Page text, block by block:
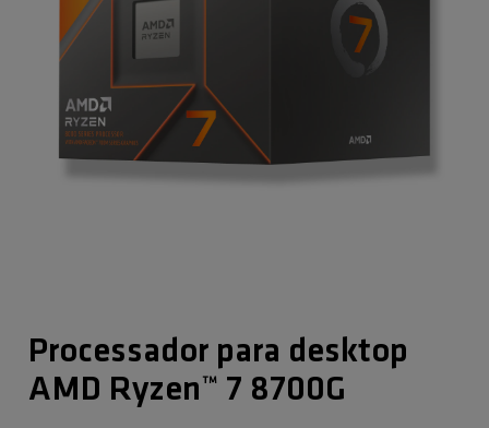
Processador para desktop
AMD Ryzen™ 7 8700G